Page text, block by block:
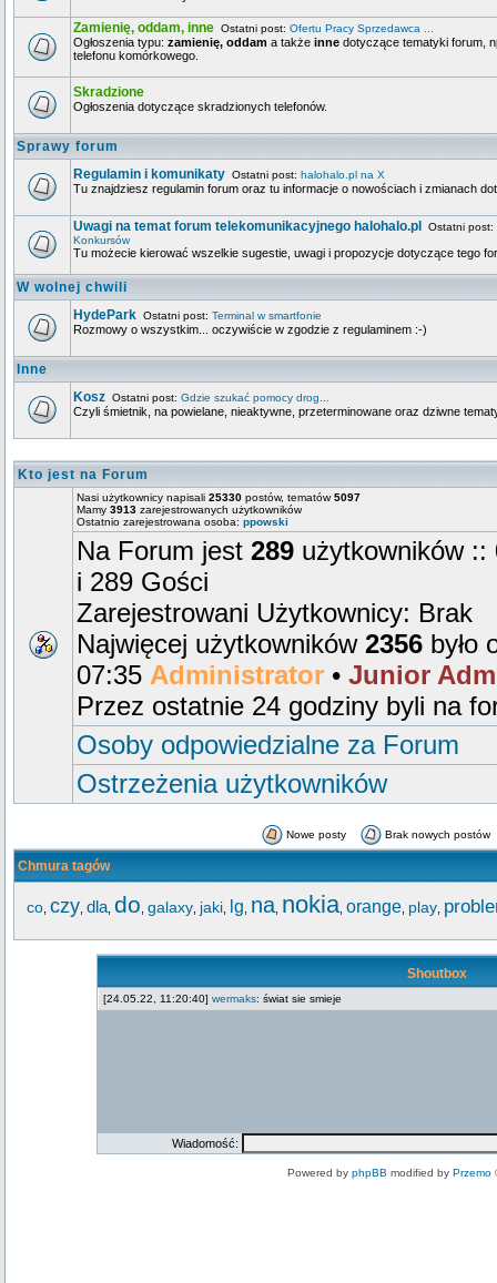
Zamienię, oddam, inne Ostatni post: Ofertu Pracy Sprzedawca ...
Ogłoszenia typu: zamienię, oddam a także inne dotyczące tematyki forum,
telefonu komórkowego.
Skradzione
Ogłoszenia dotyczące skradzionych telefonów.
Sprawy forum
Regulamin i komunikaty Ostatni post: halohalo.pl na X
Tu znajdziesz regulamin forum oraz tu informacje o nowościach i zmianach
Uwagi na temat forum telekomunikacyjnego halohalo.pl
Ostatni post:
Konkursów
Tu możecie kierować wszelkie sugestie, uwagi i propozycje dotyczące tego
W wolnej chwili
HydePark Ostatni post: Terminal w smartfonie
Rozmowy o wszystkim... oczywiście w zgodzie z regulaminem :-)
Inne
Kosz Ostatni post: Gdzie szukać pomocy drog...
Czyli śmietnik, na powielane, nieaktywne, przeterminowane oraz dziwne
Kto jest na Forum
Nasi użytkownicy napisali 25330 postów, tematów5097
Mamy 3913 zarejestrowanych użytkowników
Ostatnio zarejestrowana osoba: ppowski
Na Forum jest 289 użytkowników
i 289 Gości
Zarejestrowani Użytkownicy: Brak
Najwięcej użytkowników 2356 było
07:35 Administrator • Junior
Przez ostatnie 24 godziny byli na
Osoby odpowiedzialne za Forum
Ostrzeżenia użytkowników
Nowe posty Brak nowych postów
Chmura tagów
co czy dla do galaxy jaki lg na nokia orange play
Shoutbox
[24.05.22, 11:20:40] wermaks: świat sie smieje
Wiadomość:
Powered by phpBB modified by Przemo